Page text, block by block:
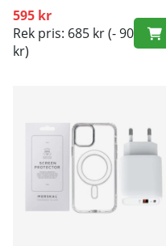
595 kr
Rek pris: 685 kr(- 90
kr)